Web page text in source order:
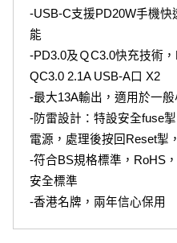
-USB-C支援PD20W手機快
能
-PD3.0及ＱC3.0快充技術
QC3.0 2.1A USB-A口 X2
-最大13A輸出，適用於一
-防雷設計：特設安全fuse
電源，處理後按回Reset掣
-符合BS規格標準，RoHS
安全標準
-香港名牌，兩年信心保用